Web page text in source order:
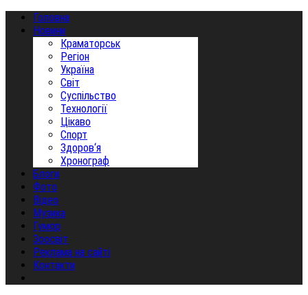
Головна
Новини
Краматорськ
Регіон
Україна
Світ
Суспільство
Технології
Цікаво
Спорт
Здоров‘я
Хронограф
Блоги
Фото
Відео
Музика
Гумор
Зоосвіт
Реклама на сайті
Контакти